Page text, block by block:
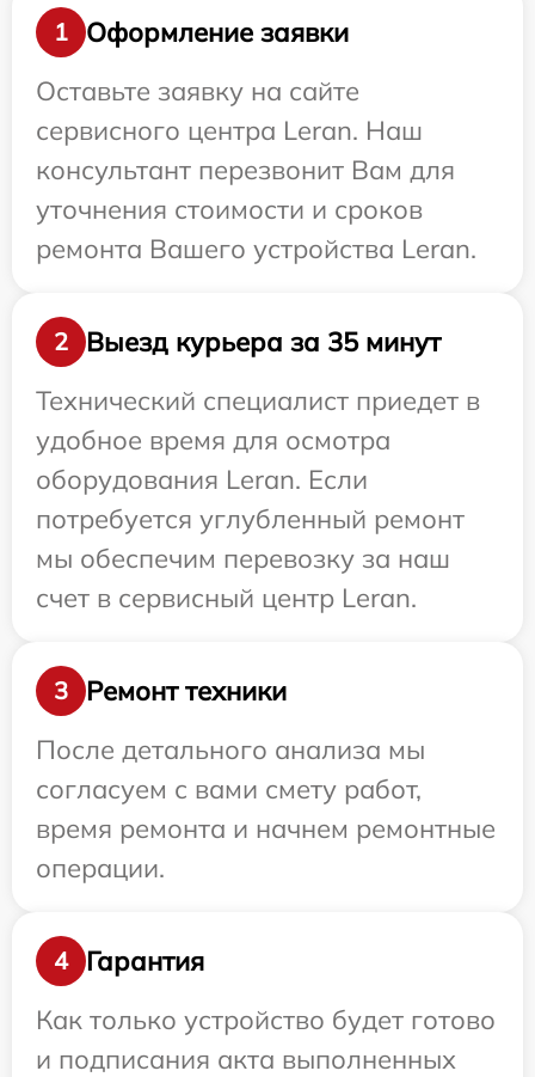
1
Оформление заявки
Оставьте заявку на сайте
сервисного центра Leran. Наш
консультант перезвонит Вам для
уточнения стоимости и сроков
ремонта Вашего устройства Leran.
2
Выезд курьера за 35 минут
Технический специалист приедет в
удобное время для осмотра
оборудования Leran. Если
потребуется углубленный ремонт
мы обеспечим перевозку за наш
счет в сервисный центр Leran.
3
Ремонт техники
После детального анализа мы
согласуем с вами смету работ,
время ремонта и начнем ремонтные
операции.
4
Гарантия
Как только устройство будет готово
и подписания акта выполненных